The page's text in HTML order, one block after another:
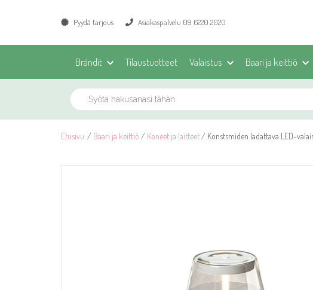
Pyydä tarjous Asiakaspalvelu 09 6220 2020
Brändit Tilaustuotteet Valaistus Baari ja keittiö
Etusivu / Baari ja keittiö / Koneet ja laitteet / Konstsmiden ladattava LED-